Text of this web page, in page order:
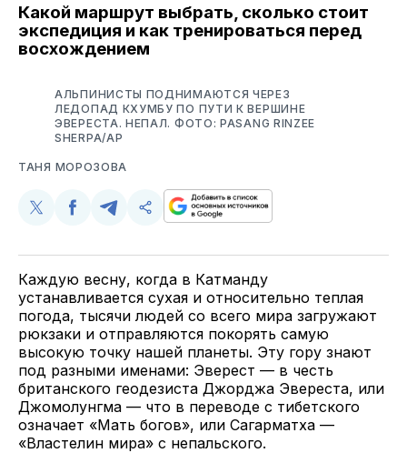
Какой маршрут выбрать, сколько стоит
экспедиция и как тренироваться перед
восхождением
АЛЬПИНИСТЫ ПОДНИМАЮТСЯ ЧЕРЕЗ
ЛЕДОПАД КХУМБУ ПО ПУТИ К ВЕРШИНЕ
ЭВЕРЕСТА. НЕПАЛ. ФОТО: PASANG RINZEE
SHERPA/AP
ТАНЯ МОРОЗОВА
Поделиться
Twitter
Поделиться
Facebook
Поделиться
Telegram
Скопируйте
поделитесь
ссылкой
Каждую весну, когда в Катманду
устанавливается сухая и относительно теплая
погода, тысячи людей со всего мира загружают
рюкзаки и отправляются покорять самую
высокую точку нашей планеты. Эту гору знают
под разными именами: Эверест — в честь
британского геодезиста Джорджа Эвереста, или
Джомолунгма — что в переводе с тибетского
означает «Мать богов», или Сагарматха —
«Властелин мира» с непальского.